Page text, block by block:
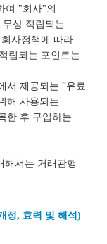
여 "회사"의
상 적립되는
사정책에 따라
립되는 포인트는
서 제공되는 “유료
해 사용되는
한 후 구입하는
서는 거래관행
정, 효력 및 해석)